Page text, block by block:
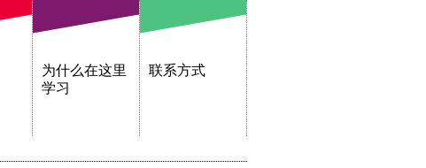
为什么在这里
学习
联系方式